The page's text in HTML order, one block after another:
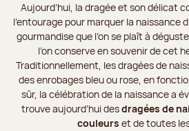
Aujourd’hui, la dragée et son délicat
l’entourage pour marquer la naissance
gourmandise que l’on se plaît à
l’on conserve en souvenir de cet
Traditionnellement, les dragées de
des enrobages bleu ou rose, en
sûr, la célébration de la naissance a
trouve aujourd’hui desdragées de
couleurs et de toutes